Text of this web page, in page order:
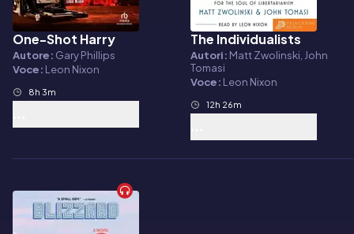
Audiolibro
One-Shot Harry
Autore: Gary Phillips
Voce: Leon Nixon
8h 3m
Audiolibro
The Individualists
Autori: Matt Zwolinski, John
Tomasi
Voce: Leon Nixon
12h 26m